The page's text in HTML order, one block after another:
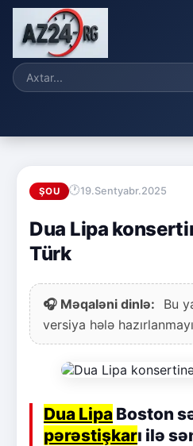
ŞOU 19.Sentyabr.2025
Dua Lipa
Türk
🎧 Məqaləni dinlə:
Bu
versiya hələ
Dua Lipa Boston
pərəstişkarı ilə